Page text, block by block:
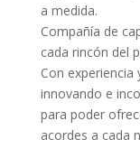
a medida.
Compañía de
cada rincón del
Con
innovando e
para poder
acordes a cada